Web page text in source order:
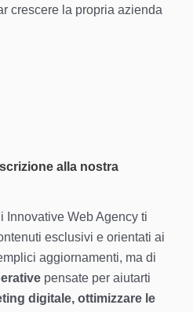
crescere la propria azienda
alla nostra
Innovative Web Agency ti
esclusivi e orientati ai
aggiornamenti, ma di
pensate per aiutarti
digitale, ottimizzare le